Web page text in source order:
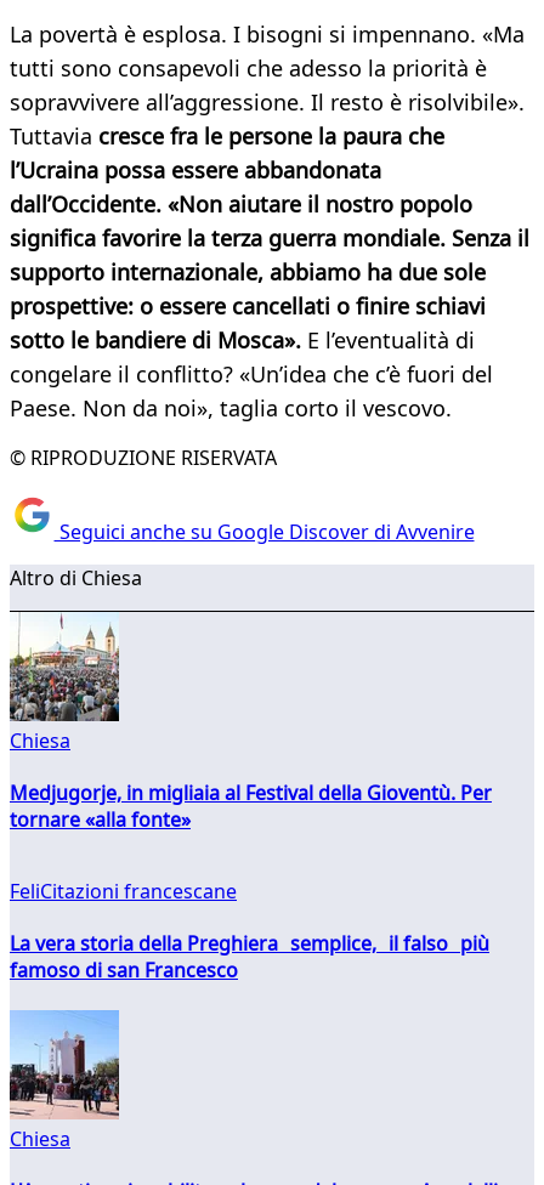
​La povertà è esplosa. I bisogni si impennano. «Ma
tutti sono consapevoli che adesso la priorità è
sopravvivere all’aggressione. Il resto è risolvibile».
Tuttavia cresce fra le persone la paura che
l’Ucraina possa essere abbandonata
dall’Occidente. «Non aiutare il nostro popolo
significa favorire la terza guerra mondiale. Senza il
supporto internazionale, abbiamo ha due sole
prospettive: o essere cancellati o finire schiavi
sotto le bandiere di Mosca». E l’eventualità di
congelare il conflitto? «Un’idea che c’è fuori del
Paese. Non da noi», taglia corto il vescovo.
© RIPRODUZIONE RISERVATA
Seguici anche su Google Discover di Avvenire
Altro di Chiesa
Chiesa
Medjugorje, in migliaia al Festival della Gioventù. Per
tornare «alla fonte»
FeliCitazioni francescane
La vera storia della Preghiera semplice, il falso più
famoso di san Francesco
Chiesa